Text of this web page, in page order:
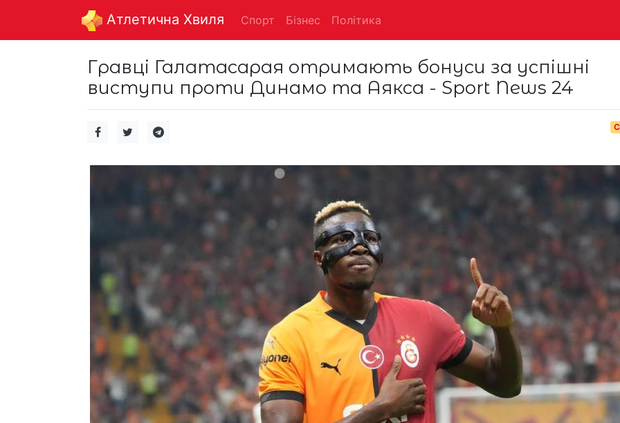
Aтлетична Хвиля Спорт Бізнес Політика
Гравці Галатасарая отримають бонуси за успішні
виступи проти Динамо та Аякса - Sport News 24